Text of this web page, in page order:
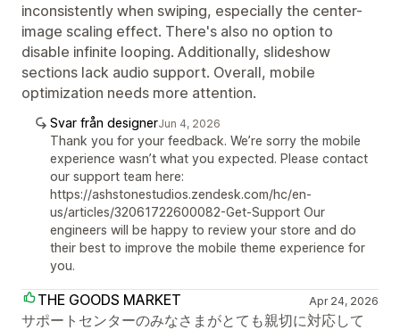
inconsistently when swiping, especially the center-
image scaling effect. There's also no option to
disable infinite looping. Additionally, slideshow
sections lack audio support. Overall, mobile
optimization needs more attention.
Svar från designerJun 4, 2026
Thank you for your feedback. We’re sorry the mobile
experience wasn’t what you expected. Please contact
our support team here:
https://ashstonestudios.zendesk.com/hc/en-
us/articles/32061722600082-Get-Support Our
engineers will be happy to review your store and do
their best to improve the mobile theme experience for
you.
THE GOODS MARKET Apr 24, 2026
サポートセンターのみなさまがとても親切に対応して